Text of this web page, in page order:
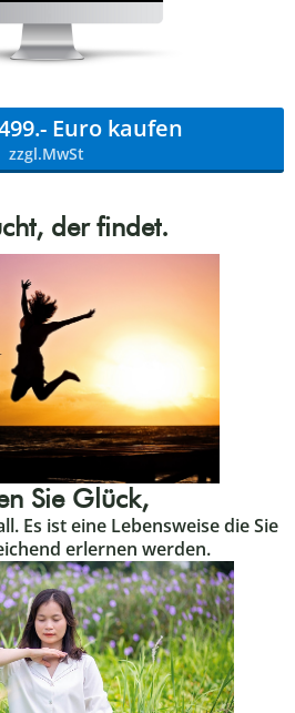
Euro kaufen
zzgl.MwSt
der findet.
Sie Glück,
Es ist eine Lebensweise die Sie
erlernen werden.